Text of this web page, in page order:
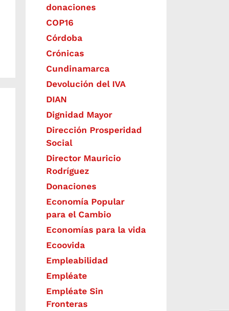
donaciones
COP16
Córdoba
Crónicas
Cundinamarca
Devolución del IVA
DIAN
Dignidad Mayor
Dirección Prosperidad
Social
Director Mauricio
Rodríguez
Donaciones
Economía Popular
para el Cambio
Economías para la vida
Ecoovida
Empleabilidad
Empléate
Empléate Sin
Fronteras